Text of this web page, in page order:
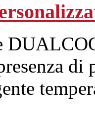
di